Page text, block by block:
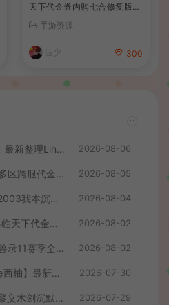
天下代金券内购七合修复版】
+Linux手工服务端+管理后台
+GM授权后台+简易安卓客户
端+详细搭建教程+视频教程
手游资源
波少 300
MT3换皮MH【天穹西游】最新整理Linux手工服务端+安卓苹果双端+GM后台+详细搭建教程+全套源码+视频教程 2026-08-06
宫斗养成手游【盛世芳華多区跨服代金券本地优化版】最新整理单机一键即玩端+Linux手工服务端+CDK授权后台+安卓+详细搭建教程 2026-08-05
RED三端引擎传奇手游【2003我本沉默】最新整理Win系服务端+安卓苹果PC三端+详细搭建教程 2026-08-04
三网H5策略手游【三国兵临天下代金券内购七合修复版】最新整理单机一键即玩镜像端+Linux手工服务端+管理后台+GM授权后台+简易安卓客户端+详细搭建教程+视频教程 2026-08-02
卡牌回合手游【山海经异兽录11赛季全人物代金券内购版】最新整理WIN系服务端+授权GM后台+管理后台+热更修改工具+安卓+详细搭建教程 2026-08-02
GGE2互通西游【神界天海西柚】最新整理Win系服务端+安卓苹果PC三端+内置GM工具+全套源码+详细搭建教程+视频教程 2026-07-30
RED三端引擎传奇手游【聚义木剑沉默高仿嘟嘟沉默】最新整理Win系服务端+安卓苹果PC三端+详细搭建教程 2026-07-29